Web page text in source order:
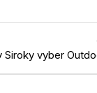
Siroky vyber